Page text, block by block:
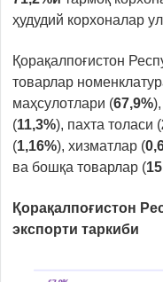
ҳудудий корхоналар
Қорақалпоғистон
товарлар
маҳсулотлари (67,9%
(11,3%), пахта толаси (
(1,16%), хизматлар (
ва бошқа товарлар (
Қорақалпоғистон
экспорти таркиби